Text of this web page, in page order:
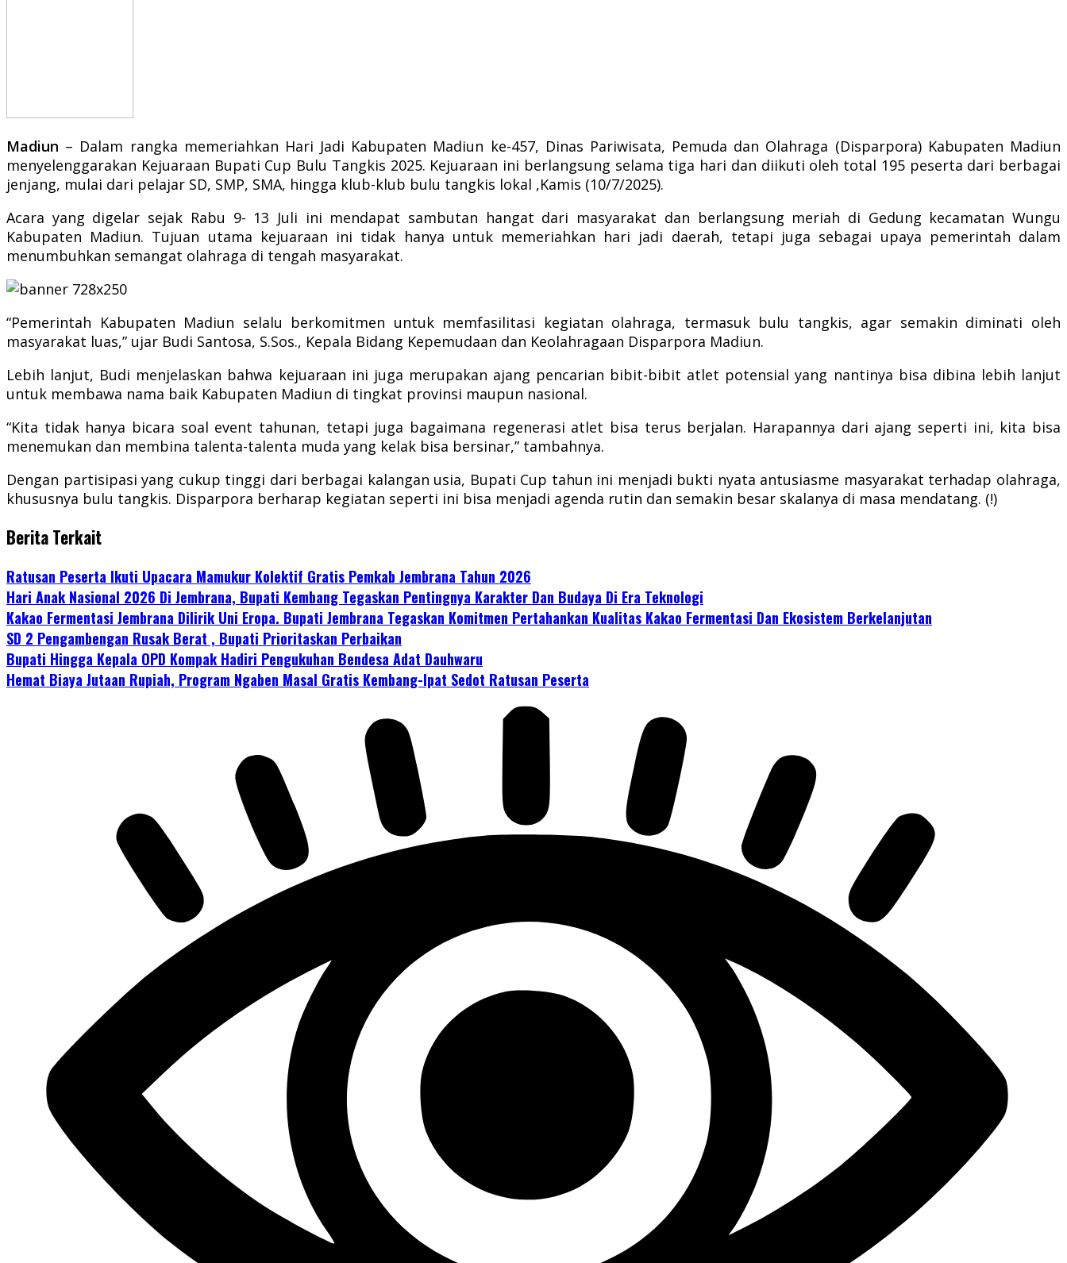
Madiun – Dalam rangka memeriahkan Hari Jadi Kabupaten Madiun ke-457, Dinas Pariwisata, Pemuda dan Olahraga (Disparpora) Kabupaten Madiun
menyelenggarakan Kejuaraan Bupati Cup Bulu Tangkis 2025. Kejuaraan ini berlangsung selama tiga hari dan diikuti oleh total 195 peserta dari berbagai
jenjang, mulai dari pelajar SD, SMP, SMA, hingga klub-klub bulu tangkis lokal ,Kamis (10/7/2025).
Acara yang digelar sejak Rabu 9- 13 Juli ini mendapat sambutan hangat dari masyarakat dan berlangsung meriah di Gedung kecamatan Wungu
Kabupaten Madiun. Tujuan utama kejuaraan ini tidak hanya untuk memeriahkan hari jadi daerah, tetapi juga sebagai upaya pemerintah dalam
menumbuhkan semangat olahraga di tengah masyarakat.
“Pemerintah Kabupaten Madiun selalu berkomitmen untuk memfasilitasi kegiatan olahraga, termasuk bulu tangkis, agar semakin diminati oleh
masyarakat luas,” ujar Budi Santosa, S.Sos., Kepala Bidang Kepemudaan dan Keolahragaan Disparpora Madiun.
Lebih lanjut, Budi menjelaskan bahwa kejuaraan ini juga merupakan ajang pencarian bibit-bibit atlet potensial yang nantinya bisa dibina lebih lanjut
untuk membawa nama baik Kabupaten Madiun di tingkat provinsi maupun nasional.
“Kita tidak hanya bicara soal event tahunan, tetapi juga bagaimana regenerasi atlet bisa terus berjalan. Harapannya dari ajang seperti ini, kita bisa
menemukan dan membina talenta-talenta muda yang kelak bisa bersinar,” tambahnya.
Dengan partisipasi yang cukup tinggi dari berbagai kalangan usia, Bupati Cup tahun ini menjadi bukti nyata antusiasme masyarakat terhadap olahraga,
khususnya bulu tangkis. Disparpora berharap kegiatan seperti ini bisa menjadi agenda rutin dan semakin besar skalanya di masa mendatang. (!)
Berita Terkait
Ratusan Peserta Ikuti Upacara Mamukur Kolektif Gratis Pemkab Jembrana Tahun 2026
Hari Anak Nasional 2026 Di Jembrana, Bupati Kembang Tegaskan Pentingnya Karakter Dan Budaya Di Era Teknologi
Kakao Fermentasi Jembrana Dilirik Uni Eropa. Bupati Jembrana Tegaskan Komitmen Pertahankan Kualitas Kakao Fermentasi Dan Ekosistem Berkelanjutan
SD 2 Pengambengan Rusak Berat , Bupati Prioritaskan Perbaikan
Bupati Hingga Kepala OPD Kompak Hadiri Pengukuhan Bendesa Adat Dauhwaru
Hemat Biaya Jutaan Rupiah, Program Ngaben Masal Gratis Kembang-Ipat Sedot Ratusan Peserta